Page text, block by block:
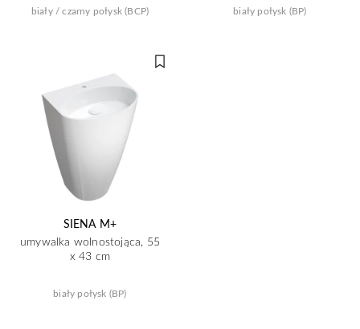
biały / czarny połysk (BCP) biały połysk (BP)
SIENA M+
umywalka wolnostojąca, 55
x 43 cm
biały połysk (BP)